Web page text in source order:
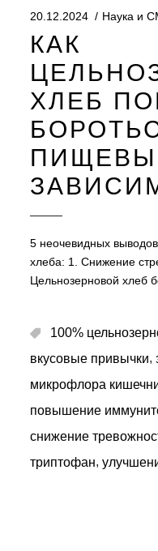
20.12.2024 Наука и
КАК
ХЛЕБ
5 неочевидных
хлеба: 1. Снижение
Цельнозерновой хлеб
100%
вкусовые привычки,
микрофлора
повышение
снижение
триптофан,